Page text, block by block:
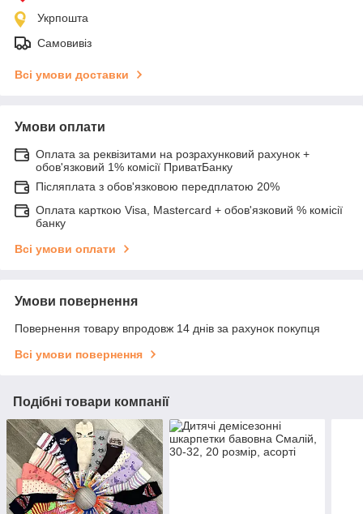
Укрпошта
Самовивіз
Всі умови доставки
Умови оплати
Оплата за реквізитами на розрахунковий рахунок +
обов'язковий 1% комісії ПриватБанку
Післяплата з обов'язковою передплатою 20%
Оплата карткою Visa, Mastercard + обов'язковий % комісії
банку
Всі умови оплати
Умови повернення
Повернення товару впродовж 14 днів за рахунок покупця
Всі умови повернення
Подібні товари компанії